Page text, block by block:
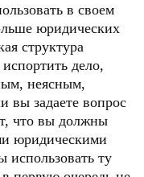
в своем
юридических
структура
дело,
неясным,
вы задаете вопрос
что вы должны
юридическими
ту